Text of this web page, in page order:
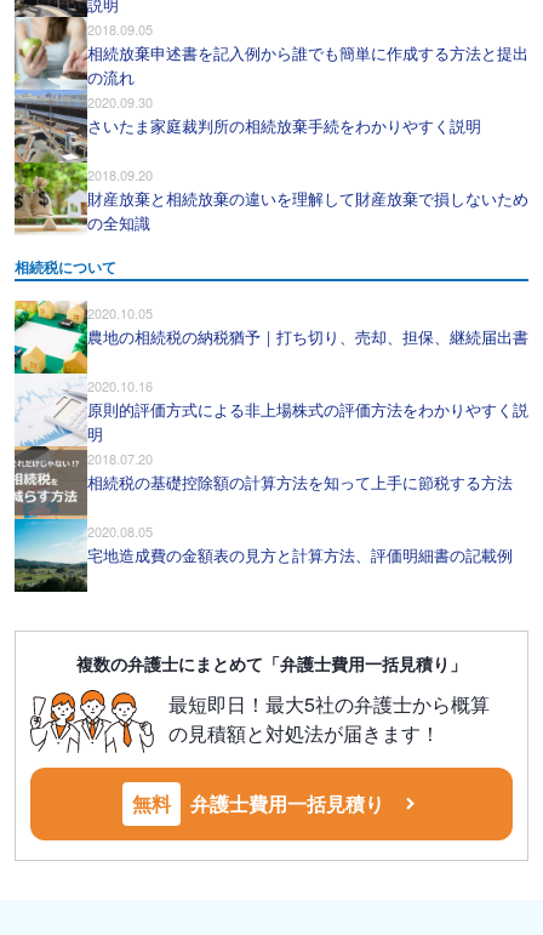
2018.09.05
相続放棄申述書を記入例から誰でも簡単に作成する方法と提出
の流れ
2020.09.30
さいたま家庭裁判所の相続放棄手続をわかりやすく説明
2018.09.20
財産放棄と相続放棄の違いを理解して財産放棄で損しないため
の全知識
相続税について
2020.10.05
農地の相続税の納税猶予｜打ち切り、売却、担保、継続届出書
2020.10.16
原則的評価方式による非上場株式の評価方法をわかりやすく説
明
2018.07.20
相続税の基礎控除額の計算方法を知って上手に節税する方法
2020.08.05
宅地造成費の金額表の見方と計算方法、評価明細書の記載例
複数の弁護士にまとめて「弁護士費用一括見積り」
最短即日！最大5社の弁護士から概算
の見積額と対処法が届きます！
無料 弁護士費用一括見積り